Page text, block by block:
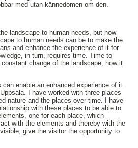
med utan kännedomen om den.
landscape to human needs, but how
to human needs can be to make the
and enhance the experience of it for
in turn, requires time. Time to
change of the landscape, how it
enable an enhanced experience of it.
I have worked with three places
nature and the places over time. I have
with these places to be able to
one for each place, which
with the elements and thereby with the
give the visitor the opportunity to